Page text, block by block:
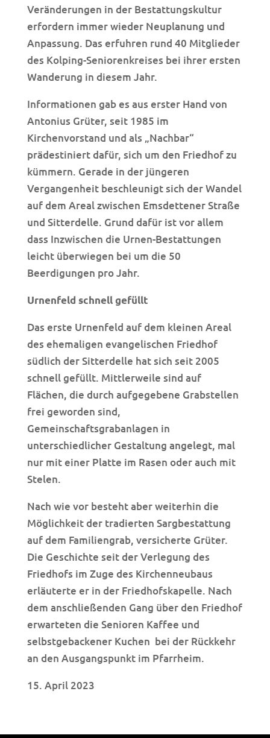
Veränderungen in der Bestattungskultur
erfordern immer wieder Neuplanung und
Anpassung. Das erfuhren rund 40 Mitglieder
des Kolping-Seniorenkreises bei ihrer ersten
Wanderung in diesem Jahr.
Informationen gab es aus erster Hand von
Antonius Grüter, seit 1985 im
Kirchenvorstand und als „Nachbar“
prädestiniert dafür, sich um den Friedhof zu
kümmern. Gerade in der jüngeren
Vergangenheit beschleunigt sich der Wandel
auf dem Areal zwischen Emsdettener Straße
und Sitterdelle. Grund dafür ist vor allem
dass Inzwischen die Urnen-Bestattungen
leicht überwiegen bei um die 50
Beerdigungen pro Jahr.
Urnenfeld schnell gefüllt
Das erste Urnenfeld auf dem kleinen Areal
des ehemaligen evangelischen Friedhof
südlich der Sitterdelle hat sich seit 2005
schnell gefüllt. Mittlerweile sind auf
Flächen, die durch aufgegebene Grabstellen
frei geworden sind,
Gemeinschaftsgrabanlagen in
unterschiedlicher Gestaltung angelegt, mal
nur mit einer Platte im Rasen oder auch mit
Stelen.
Nach wie vor besteht aber weiterhin die
Möglichkeit der tradierten Sargbestattung
auf dem Familiengrab, versicherte Grüter.
Die Geschichte seit der Verlegung des
Friedhofs im Zuge des Kirchenneubaus
erläuterte er in der Friedhofskapelle. Nach
dem anschließenden Gang über den Friedhof
erwarteten die Senioren Kaffee und
selbstgebackener Kuchen bei der Rückkehr
an den Ausgangspunkt im Pfarrheim.
15. April 2023